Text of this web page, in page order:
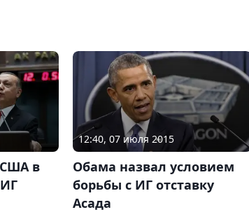
в
12:40, 07 июля 2015
Обама назвал условием
борьбы с ИГ отставку
Асада